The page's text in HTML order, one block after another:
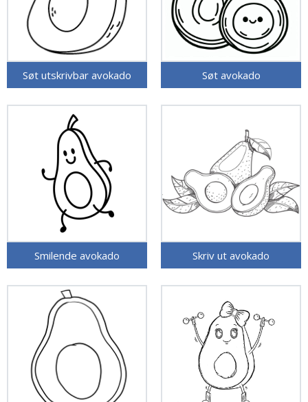
Søt utskrivbar avokado Søt avokado
Smilende avokado Skriv ut avokado